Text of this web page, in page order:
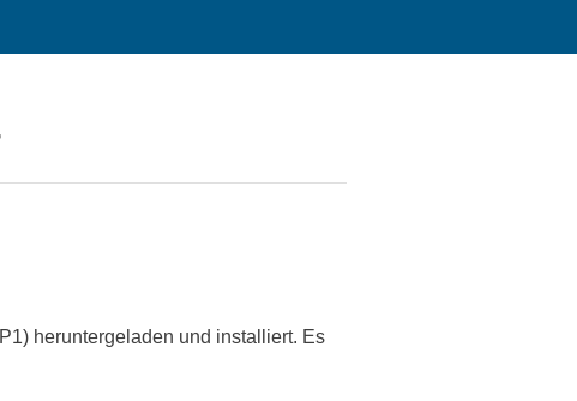
heruntergeladen und installiert. Es